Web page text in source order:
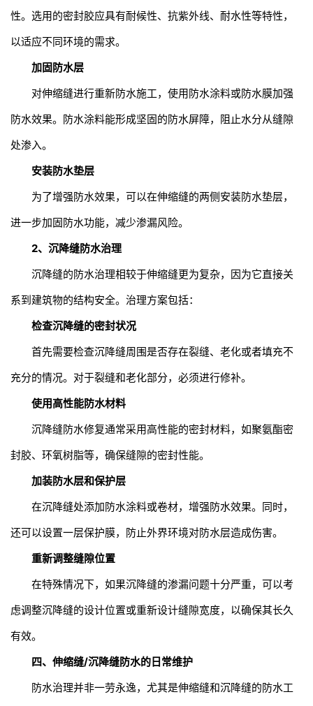
性。选用的密封胶应具有耐候性、抗紫外线、耐水性等特性，
以适应不同环境的需求。
加固防水层
对伸缩缝进行重新防水施工，使用防水涂料或防水膜加强
防水效果。防水涂料能形成坚固的防水屏障，阻止水分从缝隙
处渗入。
安装防水垫层
为了增强防水效果，可以在伸缩缝的两侧安装防水垫层，
进一步加固防水功能，减少渗漏风险。
2、沉降缝防水治理
沉降缝的防水治理相较于伸缩缝更为复杂，因为它直接关
系到建筑物的结构安全。治理方案包括：
检查沉降缝的密封状况
首先需要检查沉降缝周围是否存在裂缝、老化或者填充不
充分的情况。对于裂缝和老化部分，必须进行修补。
使用高性能防水材料
沉降缝防水修复通常采用高性能的密封材料，如聚氨酯密
封胶、环氧树脂等，确保缝隙的密封性能。
加装防水层和保护层
在沉降缝处添加防水涂料或卷材，增强防水效果。同时，
还可以设置一层保护膜，防止外界环境对防水层造成伤害。
重新调整缝隙位置
在特殊情况下，如果沉降缝的渗漏问题十分严重，可以考
虑调整沉降缝的设计位置或重新设计缝隙宽度，以确保其长久
有效。
四、伸缩缝/沉降缝防水的日常维护
防水治理并非一劳永逸，尤其是伸缩缝和沉降缝的防水工